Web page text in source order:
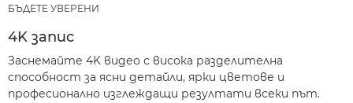
БЪДЕТЕ УВЕРЕНИ
4K запис
Заснемайте 4K видео с висока разделителна
способност за ясни детайли, ярки цветове и
професионално изглеждащи резултати всеки път.